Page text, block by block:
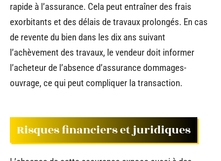
rapide à l’assurance. Cela peut entraîner des frais
exorbitants et des délais de travaux prolongés. En cas
de revente du bien dans les dix ans suivant
l’achèvement des travaux, le vendeur doit informer
l’acheteur de l’absence d’assurance dommages-
ouvrage, ce qui peut compliquer la transaction.
Risques financiers et juridiques